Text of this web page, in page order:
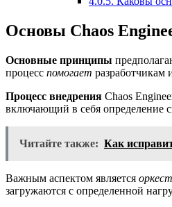
Основы Chaos
Основные принципы
процесс помогает разработчикам
Процесс внедрения Chaos
включающий в себя определение
Читайте также: Как
Важным аспектом является
загружаются с определенной